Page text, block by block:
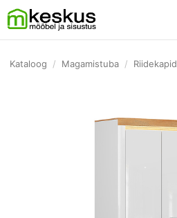
Kataloog / Magamistuba / Riidekapid